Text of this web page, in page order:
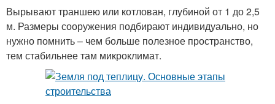
Муки в теплице
Вырывают траншею или котлован, глубиной от 1 до 2,5
м. Размеры сооружения подбирают индивидуально, но
нужно помнить – чем больше полезное пространство,
тем стабильнее там микроклимат.